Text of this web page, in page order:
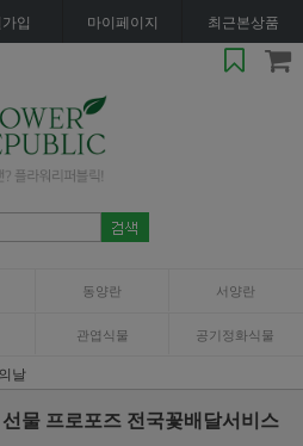
입 마이페이지 최근본상품
동양란 서양란
관엽식물 공기정화식물
날
물 프로포즈 전국꽃배달서비스